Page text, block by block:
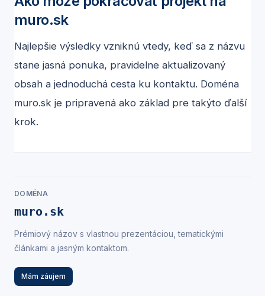
muro.sk
Najlepšie výsledky vzniknú vtedy, keď sa z názvu
stane jasná ponuka, pravidelne aktualizovaný
obsah a jednoduchá cesta ku kontaktu. Doména
muro.sk je pripravená ako základ pre takýto ďalší
krok.
DOMÉNA
muro.sk
Prémiový názov s vlastnou prezentáciou, tematickými
článkami a jasným kontaktom.
Mám záujem